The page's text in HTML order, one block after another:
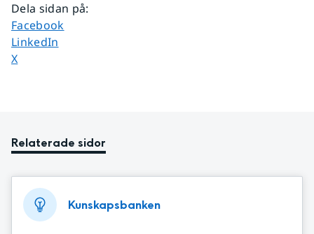
Dela sidan på:
Dela sidan på
Facebook
Dela sidan på
LinkedIn
Dela sidan på
X
Relaterade sidor
Kunskapsbanken